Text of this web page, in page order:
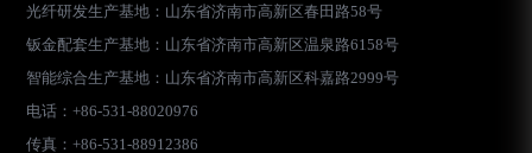
光纤研发生产基地：山东省济南市高新区春田路58号
钣金配套生产基地：山东省济南市高新区温泉路6158号
智能综合生产基地：山东省济南市高新区科嘉路2999号
电话：+86-531-88020976
传真：+86-531-88912386